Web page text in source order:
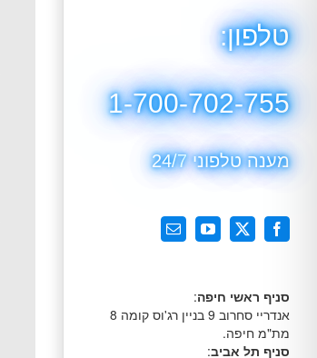
טלפון:
1-700-702-755
מענה טלפוני 24/7
Facebook
X
YouTubeכתובת
סניף ראשי חיפה:
אנדריי סחרוב 9 בניין רג'וס קומה 8
מת"מ חיפה.
סניף תל אביב: